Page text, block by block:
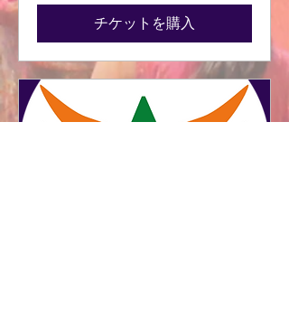
チケットを購入